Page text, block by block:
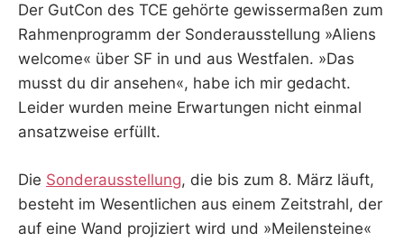
Der GutCon des TCE gehörte gewissermaßen zum
Rahmenprogramm der Sonderausstellung »Aliens
welcome« über SF in und aus Westfalen. »Das
musst du dir ansehen«, habe ich mir gedacht.
Leider wurden meine Erwartungen nicht einmal
ansatzweise erfüllt.
Die Sonderausstellung, die bis zum 8. März läuft,
besteht im Wesentlichen aus einem Zeitstrahl, der
auf eine Wand projiziert wird und »Meilensteine«